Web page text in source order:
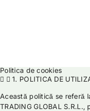
Politica de cookies
1. POLITICA DE
Această politică se referă
TRADING GLOBAL